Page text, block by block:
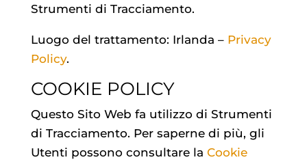
Strumenti di Tracciamento.
Luogo del trattamento: Irlanda – Privacy
Policy.
COOKIE POLICY
Questo Sito Web fa utilizzo di Strumenti
di Tracciamento. Per saperne di più, gli
Utenti possono consultare la Cookie